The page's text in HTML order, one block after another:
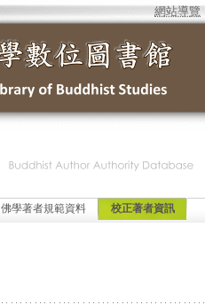
網站導覽
佛學著者規範資料 校正著者資訊